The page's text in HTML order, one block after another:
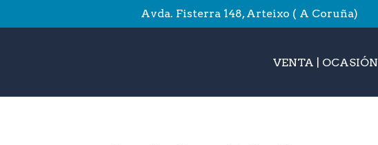
Avda. Fisterra 148, Arteixo ( A Coruña)
VENTA | OCASIÓN